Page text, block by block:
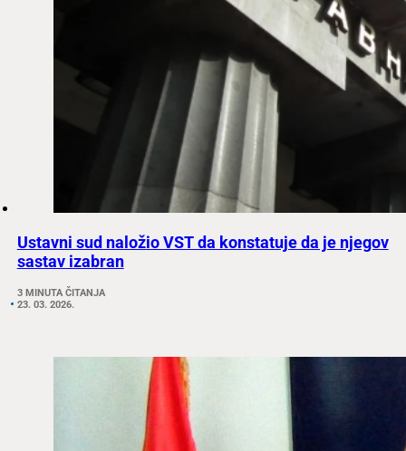
Ustavni sud naložio VST da konstatuje da je njegov
sastav izabran
3 MINUTA ČITANJA
23. 03. 2026.